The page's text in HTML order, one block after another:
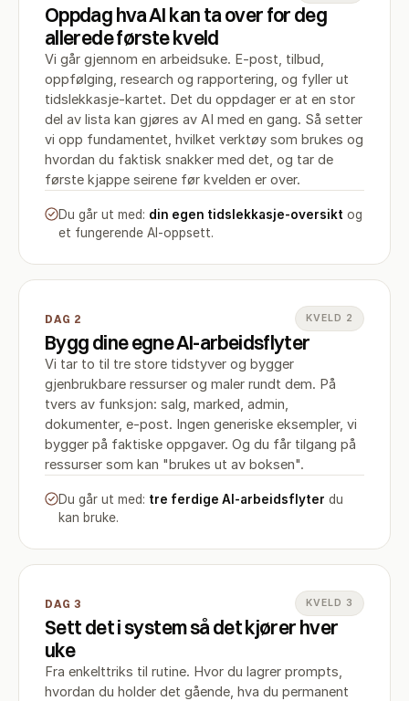
Oppdag hva AI kan ta over for deg
allerede første kveld
Vi går gjennom en arbeidsuke. E-post, tilbud,
oppfølging, research og rapportering, og fyller ut
tidslekkasje-kartet. Det du oppdager er at en stor
del av lista kan gjøres av AI med en gang. Så setter
vi opp fundamentet, hvilket verktøy som brukes og
hvordan du faktisk snakker med det, og tar de
første kjappe seirene før kvelden er over.
Du går ut med: din egen tidslekkasje-oversikt og
et fungerende AI-oppsett.
DAG 2 KVELD 2
Bygg dine egne AI-arbeidsflyter
Vi tar to til tre store tidstyver og bygger
gjenbrukbare ressurser og maler rundt dem. På
tvers av funksjon: salg, marked, admin,
dokumenter, e-post. Ingen generiske eksempler, vi
bygger på faktiske oppgaver. Og du får tilgang på
ressurser som kan "brukes ut av boksen".
Du går ut med: tre ferdige AI-arbeidsflyter du
kan bruke.
DAG 3 KVELD 3
Sett det i system så det kjører hver
uke
Fra enkelttriks til rutine. Hvor du lagrer prompts,
hvordan du holder det gående, hva du permanent